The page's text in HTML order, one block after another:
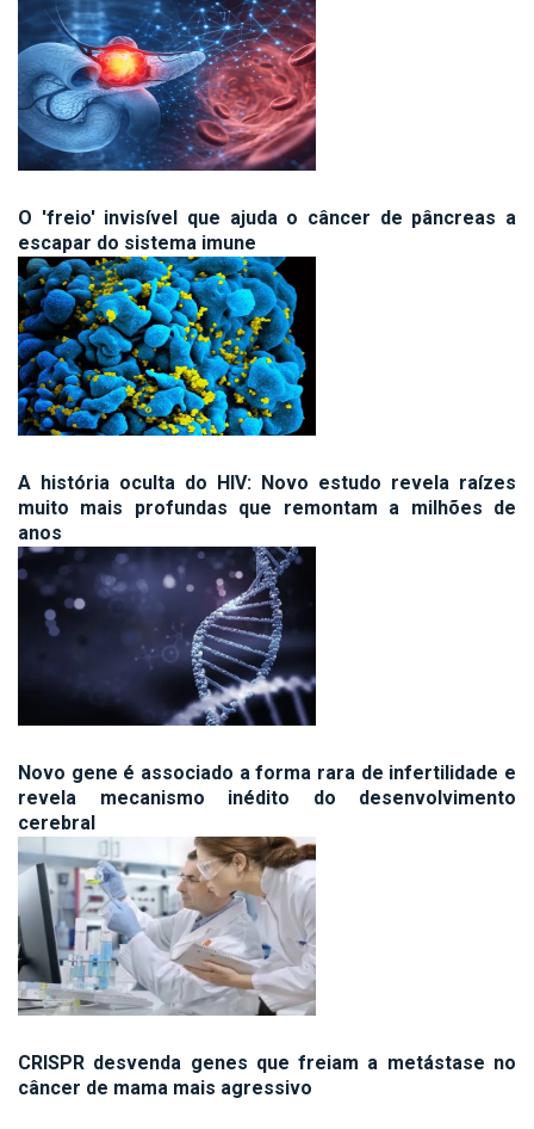
O 'freio' invisível que ajuda o câncer de pâncreas a
escapar do sistema imune
A história oculta do HIV: Novo estudo revela raízes
muito mais profundas que remontam a milhões de
anos
Novo gene é associado a forma rara de infertilidade e
revela mecanismo inédito do desenvolvimento
cerebral
CRISPR desvenda genes que freiam a metástase no
câncer de mama mais agressivo